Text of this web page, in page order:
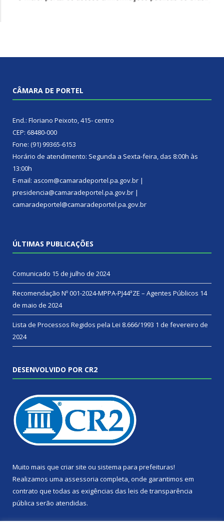
CÂMARA DE PORTEL
End.: Floriano Peixoto, 415- centro
CEP: 68480-000
Fone: (91) 99365-6153
Horário de atendimento: Segunda a Sexta-feira, das 8:00h às
13:00h
E-mail: ascom@camaradeportel.pa.gov.br |
presidencia@camaradeportel.pa.gov.br |
camaradeportel@camaradeportel.pa.gov.br
ÚLTIMAS PUBLICAÇÕES
Comunicado 15 de julho de 2024
Recomendação Nº 001-2024-MPPA-PJ44ªZE – Agentes Públicos 14
de maio de 2024
Lista de Processos Regidos pela Lei 8.666/1993 1 de fevereiro de
2024
DESENVOLVIDO POR CR2
Muito mais que criar site ou sistema para prefeituras!
Realizamos uma assessoria completa, onde garantimos em
contrato que todas as exigências das leis de transparência
pública serão atendidas.